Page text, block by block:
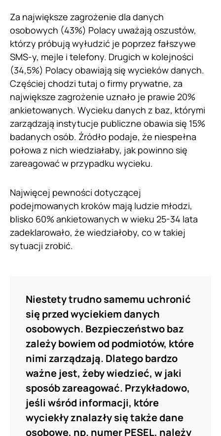
Za największe zagrożenie dla danych
osobowych (43%) Polacy uważają oszustów,
którzy próbują wyłudzić je poprzez fałszywe
SMS-y, mejle i telefony. Drugich w kolejności
(34,5%) Polacy obawiają się wycieków danych.
Częściej chodzi tutaj o firmy prywatne, za
największe zagrożenie uznało je prawie 20%
ankietowanych. Wycieku danych z baz, którymi
zarządzają instytucje publiczne obawia się 15%
badanych osób. Źródło podaje, że niespełna
połowa z nich wiedziałaby, jak powinno się
zareagować w przypadku wycieku.
Najwięcej pewności dotyczącej
podejmowanych kroków mają ludzie młodzi,
blisko 60% ankietowanych w wieku 25-34 lata
zadeklarowało, że wiedziałoby, co w takiej
sytuacji zrobić.
Niestety trudno samemu uchronić
się przed wyciekiem danych
osobowych. Bezpieczeństwo baz
zależy bowiem od podmiotów, które
nimi zarządzają. Dlatego bardzo
ważne jest, żeby wiedzieć, w jaki
sposób zareagować. Przykładowo,
jeśli wśród informacji, które
wyciekły znalazły się także dane
osobowe, np. numer PESEL, należy